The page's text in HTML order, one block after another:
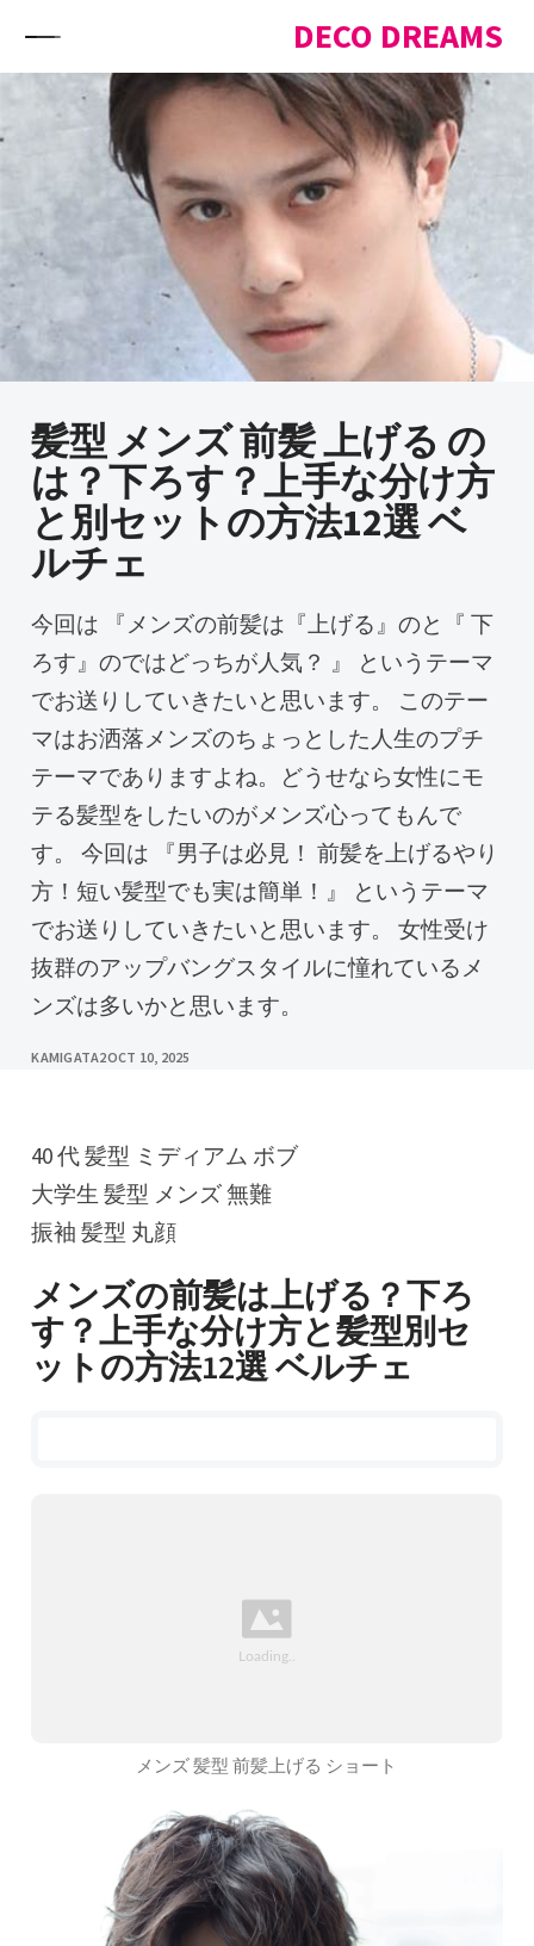
DECO DREAMS
髪型 メンズ 前髪 上げる の
は？下ろす？上手な分け方
と別セットの方法12選 ベ
ルチェ
今回は 『メンズの前髪は『上げる』のと『 下
ろす』のではどっちが人気？ 』 というテーマ
でお送りしていきたいと思います。 このテー
マはお洒落メンズのちょっとした人生のプチ
テーマでありますよね。どうせなら女性にモ
テる髪型をしたいのがメンズ心ってもんで
す。 今回は 『男子は必見！ 前髪を上げるやり
方！短い髪型でも実は簡単！』 というテーマ
でお送りしていきたいと思います。 女性受け
抜群のアップバングスタイルに憧れているメ
ンズは多いかと思います。
KAMIGATA2OCT 10, 2025
40 代 髪型 ミディアム ボブ
大学生 髪型 メンズ 無難
振袖 髪型 丸顔
メンズの前髪は上げる？下ろ
す？上手な分け方と髪型別セ
ットの方法12選 ベルチェ
メンズ 髪型 前髪上げる ショート